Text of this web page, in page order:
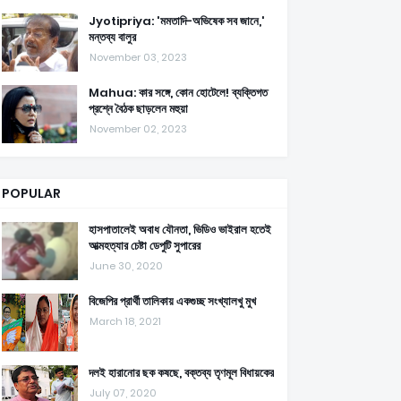
Jyotipriya: 'মমতাদি-অভিষেক সব জানে,'
মন্তব্য বালুর
November 03, 2023
Mahua: কার সঙ্গে, কোন হোটেলে! ব্যক্তিগত
প্রশ্নে বৈঠক ছাড়লেন মহুয়া
November 02, 2023
POPULAR
হাসপাতালেই অবাধ যৌনতা, ভিডিও ভাইরাল হতেই
আত্মহত্যার চেষ্টা ডেপুটি সুপারের
June 30, 2020
বিজেপির প্রার্থী তালিকায় একগুচ্ছ সংখ্যালখু মুখ
March 18, 2021
দলই হারানোর ছক কষছে, বক্তব্য তৃণমূল বিধায়কের
July 07, 2020